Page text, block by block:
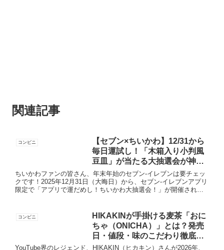
関連記事
コンビニ
【セブン×ちいかわ】12/31から
毎日運試し！「木箱入り小判風
豆皿」が当たる大抽選会が神イ
ベントすぎる！
ちいかわファンの皆さん、年末年始のセブン-イレブンは要チェッ
クです！2025年12月31日（大晦日）から、セブン-イレブンアプリ
限定で「アプリで運だめし！ちいかわ大抽選会！」が開催されま
コンビニ
HIKAKINが手掛ける麦茶「おに
ちゃ（ONICHA）」とは？発売
日・値段・味のこだわり徹底解
説！【2026年最新】
YouTube界のレジェンド、HIKAKIN（ヒカキン）さんが2026年、